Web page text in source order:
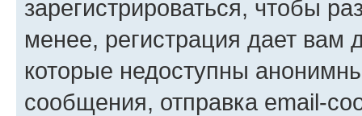
зарегистрироваться, чтобы
менее, регистрация дает вам
которые недоступны
сообщения, отправка email-